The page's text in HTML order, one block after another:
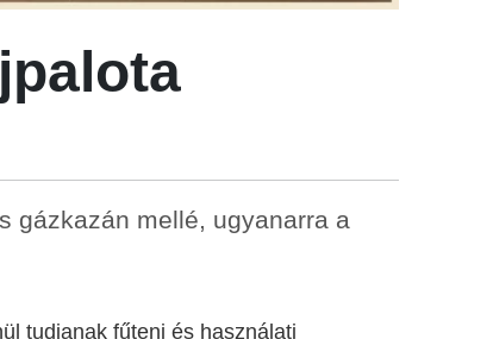
gázkazán mellé, ugyanarra a
tudjanak fűteni és használati